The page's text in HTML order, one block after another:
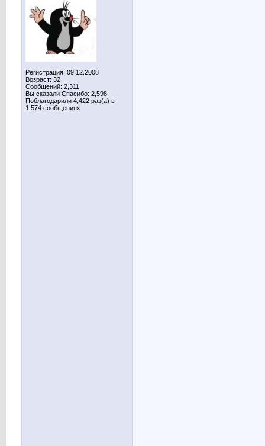
Регистрация: 09.12.2008
Возраст: 32
Сообщений: 2,311
Вы сказали Спасибо: 2,598
Поблагодарили 4,422 раз(а) в
1,574 сообщениях